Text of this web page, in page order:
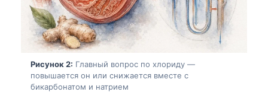
Рисунок 2: Главный вопрос по хлориду —
повышается он или снижается вместе с
бикарбонатом и натрием